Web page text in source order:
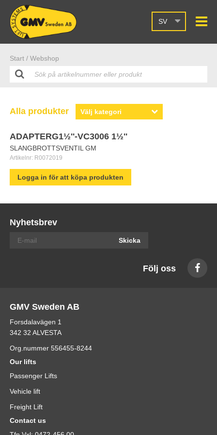
SV
Start / Webshop
Alla produkter
ADAPTERG1½''-VC3006 1½''
SLANGBROTTSVENTIL GM
Artikelnr: R0072019
Logga in för att köpa produkten
Nyhetsbrev
Skicka
Följ oss
GMV Sweden AB
Forsdalavägen 1
342 32 ALVESTA
Org.nummer 556455-8244
Our lifts
Passenger Lifts
Vehicle lift
Freight Lift
Contact us